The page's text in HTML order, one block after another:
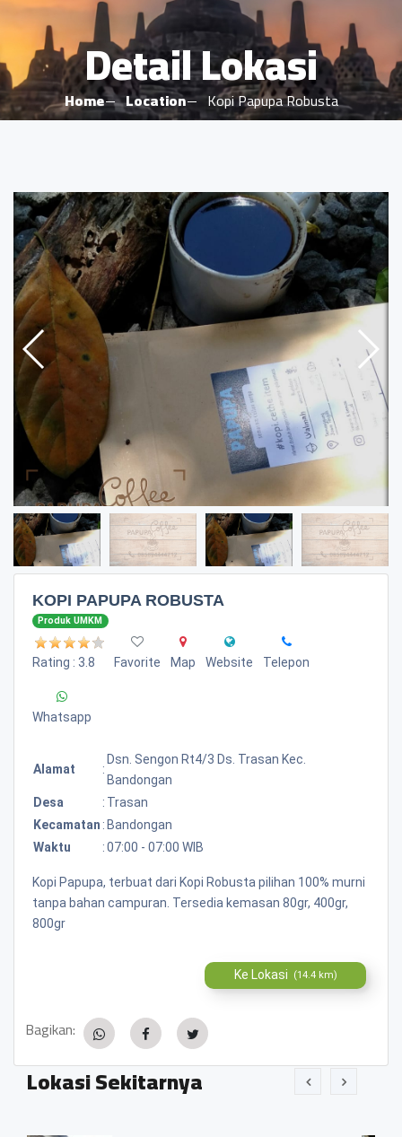
Detail Lokasi
Home Location Kopi Papupa Robusta
KOPI PAPUPA ROBUSTA
Produk UMKM
Rating : 3.8 Favorite Map Website Telepon
Whatsapp
Alamat :
Dsn. Sengon Rt4/3 Ds. Trasan Kec.
Bandongan
Desa
: Trasan
Kecamatan : Bandongan
Waktu
:07:00 - 07:00 WIB
Kopi Papupa, terbuat dari Kopi Robusta pilihan 100% murni
tanpa bahan campuran. Tersedia kemasan 80gr, 400gr,
800gr
Ke Lokasi (14.4 km)
Bagikan:
Lokasi Sekitarnya